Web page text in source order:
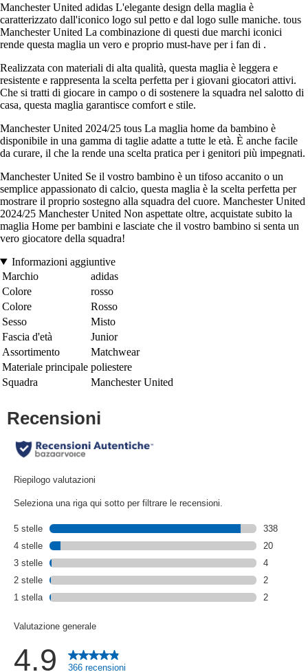
Manchester United adidas L'elegante design della maglia è
caratterizzato dall'iconico logo sul petto e dal logo sulle maniche. tous
Manchester United La combinazione di questi due marchi iconici
rende questa maglia un vero e proprio must-have per i fan di .
Realizzata con materiali di alta qualità, questa maglia è leggera e
resistente e rappresenta la scelta perfetta per i giovani giocatori attivi.
Che si tratti di giocare in campo o di sostenere la squadra nel salotto di
casa, questa maglia garantisce comfort e stile.
Manchester United 2024/25 tous La maglia home da bambino è
disponibile in una gamma di taglie adatte a tutte le età. È anche facile
da curare, il che la rende una scelta pratica per i genitori più impegnati.
Manchester United Se il vostro bambino è un tifoso accanito o un
semplice appassionato di calcio, questa maglia è la scelta perfetta per
mostrare il proprio sostegno alla squadra del cuore. Manchester United
2024/25 Manchester United Non aspettate oltre, acquistate subito la
maglia Home per bambini e lasciate che il vostro bambino si senta un
vero giocatore della squadra!
Informazioni aggiuntive
Marchio
adidas
Colore
rosso
Colore
Rosso
Sesso
Misto
Fascia d'età
Junior
Assortimento
Matchwear
Materiale principale poliestere
Squadra
Manchester United